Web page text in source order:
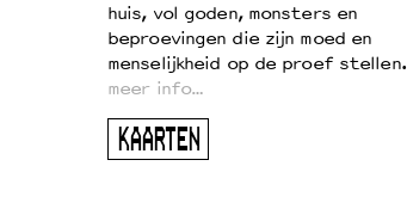
huis, vol goden, monsters en
beproevingen die zijn moed en
menselijkheid op de proef stellen.
meer info…
KAARTEN